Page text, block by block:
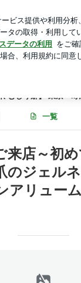
アリューム | 深
デコボコ爪 む
ルサロンアリュー
ドして ブログの更新通知
小
一覧
来店～初
のジェル
アリューム